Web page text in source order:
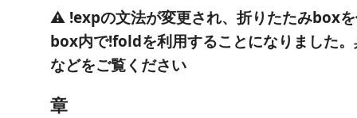
⚠️ !expの文法が変更され、折りたたみbox
box内で!foldを利用することになりました
などをご覧ください
章